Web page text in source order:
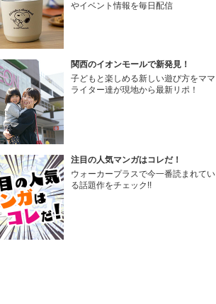
やイベント情報を毎日配信
関西のイオンモールで新発見！
子どもと楽しめる新しい遊び方をママ
ライター達が現地から最新リポ！
注目の人気マンガはコレだ！
ウォーカープラスで今一番読まれてい
る話題作をチェック!!